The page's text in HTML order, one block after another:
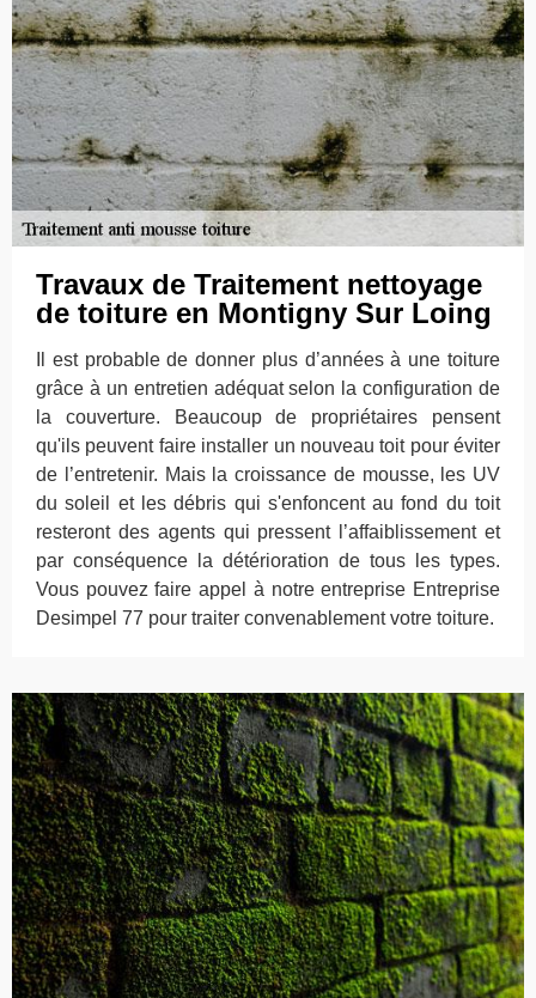
Travaux de Traitement nettoyage
de toiture en Montigny Sur Loing
Il est probable de donner plus d’années à une toiture
grâce à un entretien adéquat selon la configuration de
la couverture. Beaucoup de propriétaires pensent
qu'ils peuvent faire installer un nouveau toit pour éviter
de l’entretenir. Mais la croissance de mousse, les UV
du soleil et les débris qui s'enfoncent au fond du toit
resteront des agents qui pressent l’affaiblissement et
par conséquence la détérioration de tous les types.
Vous pouvez faire appel à notre entreprise Entreprise
Desimpel 77 pour traiter convenablement votre toiture.